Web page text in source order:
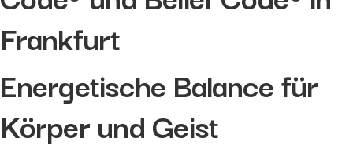
Frankfurt
Energetische Balance für
Körper und Geist​